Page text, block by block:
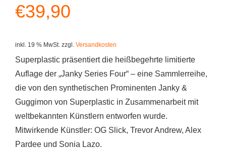
€39,90
inkl. 19 % MwSt. zzgl. Versandkosten
Superplastic präsentiert die heißbegehrte limitierte
Auflage der „Janky Series Four“ – eine Sammlerreihe,
die von den synthetischen Prominenten Janky &
Guggimon von Superplastic in Zusammenarbeit mit
weltbekannten Künstlern entworfen wurde.
Mitwirkende Künstler: OG Slick, Trevor Andrew, Alex
Pardee und Sonia Lazo.